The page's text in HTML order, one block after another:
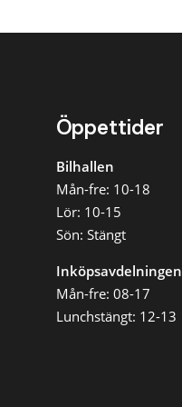
Öppettider
Bilhallen
Mån-fre: 10-18
Lör: 10-15
Sön: Stängt
Inköpsavdelningen
Mån-fre: 08-17
Lunchstängt: 12-13